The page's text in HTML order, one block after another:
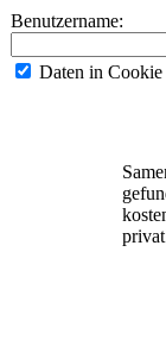
Benutzername:
Daten in Cookie